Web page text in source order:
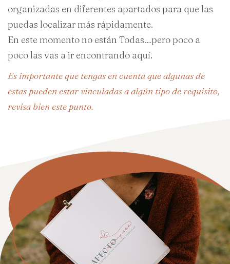
organizadas en diferentes apartados para que las
puedas localizar más rápidamente.
En este momento no están Todas…pero poco a
poco las vas a ir encontrando aquí.
Es importante que tengas en cuenta que algunas de
estas pueden estar vinculadas a algún tipo de requisito,
revisa bien este punto.